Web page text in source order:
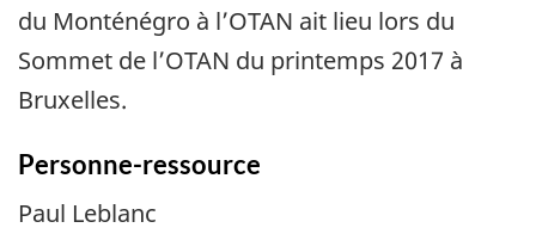
du Monténégro à l’OTAN ait lieu lors du
Sommet de l’OTAN du printemps 2017 à
Bruxelles.
Personne-ressource
Paul Leblanc